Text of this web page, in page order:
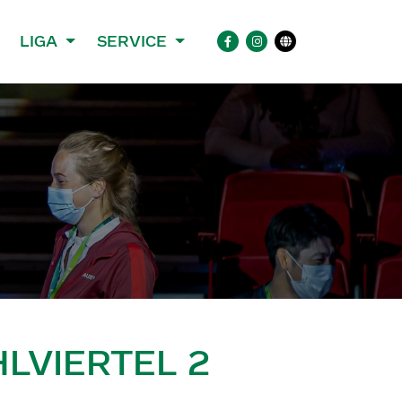
LIGA SERVICE
2